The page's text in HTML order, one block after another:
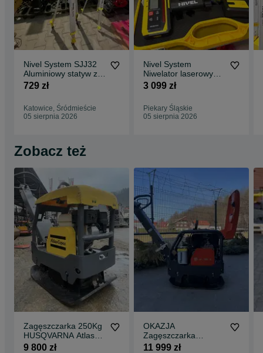
Nivel System SJJ32
Aluminiowy statyw z
wysięgnikiem, nowy,
729 zł
Katowice, Śródmieście
05 sierpnia 2026
Nivel System
Niwelator laserowy
NL320 R lata statyw
+ Dalmierz HDM Little
Friend
3 099 zł
Piekary Śląskie
05 sierpnia 2026
Zobacz też
Zagęszczarka 250Kg
HUSQVARNA Atlas
Copco LG 200 z
9 800 zł
OKAZJA
Zagęszczarka
HUSQVARNA Atlas
11 999 zł